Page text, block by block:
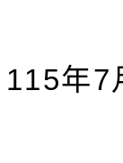
115年7